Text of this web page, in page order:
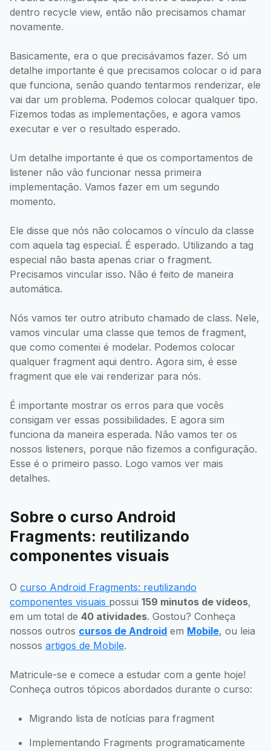
dentro recycle view, então não precisamos chamar
novamente.
Basicamente, era o que precisávamos fazer. Só um
detalhe importante é que precisamos colocar o id para
que funciona, senão quando tentarmos renderizar, ele
vai dar um problema. Podemos colocar qualquer tipo.
Fizemos todas as implementações, e agora vamos
executar e ver o resultado esperado.
Um detalhe importante é que os comportamentos de
listener não vão funcionar nessa primeira
implementação. Vamos fazer em um segundo
momento.
Ele disse que nós não colocamos o vínculo da classe
com aquela tag especial. É esperado. Utilizando a tag
especial não basta apenas criar o fragment.
Precisamos vincular isso. Não é feito de maneira
automática.
Nós vamos ter outro atributo chamado de class. Nele,
vamos vincular uma classe que temos de fragment,
que como comentei é modelar. Podemos colocar
qualquer fragment aqui dentro. Agora sim, é esse
fragment que ele vai renderizar para nós.
É importante mostrar os erros para que vocês
consigam ver essas possibilidades. E agora sim
funciona da maneira esperada. Não vamos ter os
nossos listeners, porque não fizemos a configuração.
Esse é o primeiro passo. Logo vamos ver mais
detalhes.
Sobre o curso Android
Fragments: reutilizando
componentes visuais
O curso Android Fragments: reutilizando
componentes visuais possui 159 minutos de vídeos,
em um total de 40 atividades. Gostou? Conheça
nossos outros cursos de Android em Mobile, ou leia
nossos artigos de Mobile.
Matricule-se e comece a estudar com a gente hoje!
Conheça outros tópicos abordados durante o curso:
Migrando lista de notícias para fragment
Implementando Fragments programaticamente